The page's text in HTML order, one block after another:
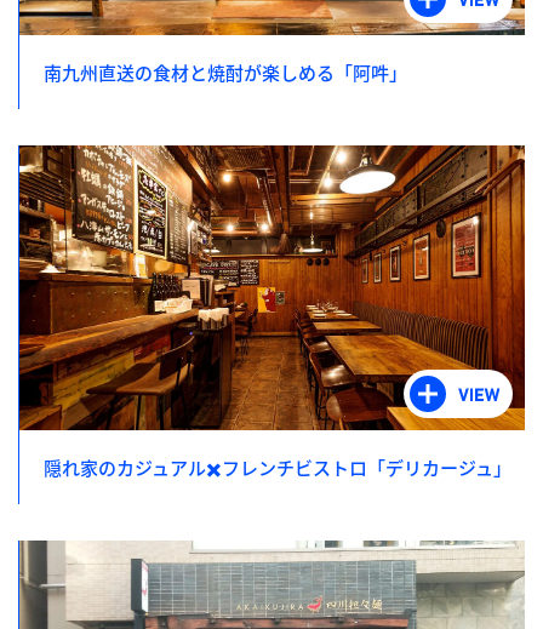
南九州直送の食材と焼酎が楽しめる「阿吽」
隠れ家のカジュアル✖️フレンチビストロ「デリカージュ」